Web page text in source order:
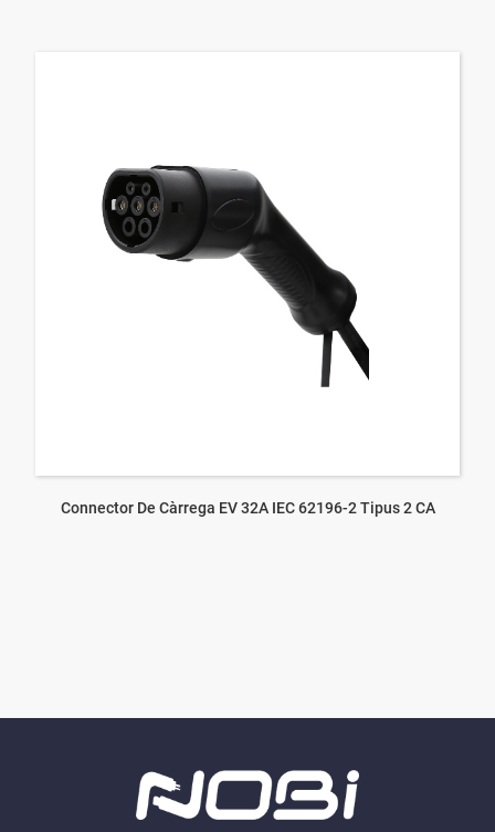
Connector De Càrrega EV 32A IEC 62196-2 Tipus 2 CA